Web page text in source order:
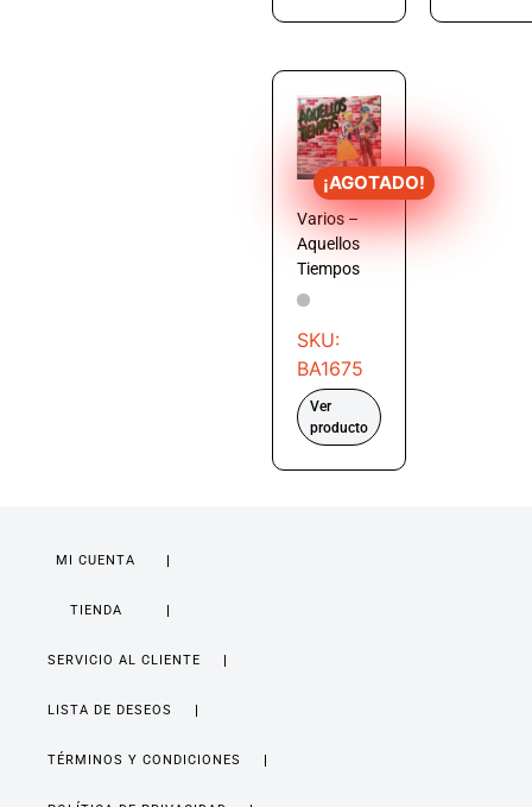
¡AGOTADO!
Varios –
Aquellos
Tiempos
SKU:
BA1675
Ver
producto
MI CUENTA
TIENDA
SERVICIO AL CLIENTE
LISTA DE DESEOS
TÉRMINOS Y CONDICIONES